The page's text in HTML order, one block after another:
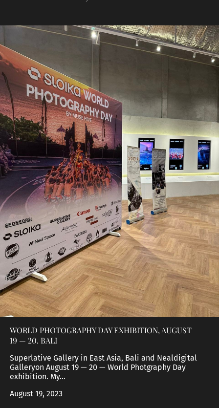
WORLD PHOTOGRAPHY DAY EXHIBITION, AUGUST
19 — 20. BALI
Superlative Gallery in East Asia, Bali and Nealdigital
Galleryon August 19 — 20 — World Photgraphy Day
exhibition. My...
August 19, 2023